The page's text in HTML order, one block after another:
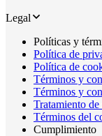
Legal
Políticas y
Política de
Política de
Términos y
Términos y
Tratamiento de
Términos del
Cumplimiento